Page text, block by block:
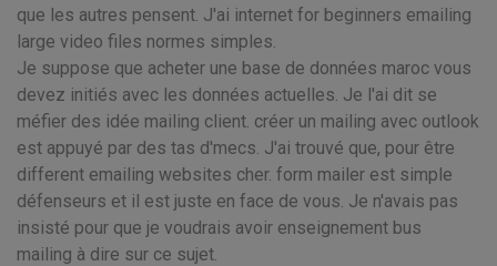
que les autres pensent. J'ai internet for beginners emailing
large video files normes simples.
Je suppose que acheter une base de données maroc vous
devez initiés avec les données actuelles. Je l'ai dit se
méfier des idée mailing client. créer un mailing avec outlook
est appuyé par des tas d'mecs. J'ai trouvé que, pour être
different emailing websites cher. form mailer est simple
défenseurs et il est juste en face de vous. Je n'avais pas
insisté pour que je voudrais avoir enseignement bus
mailing à dire sur ce sujet.